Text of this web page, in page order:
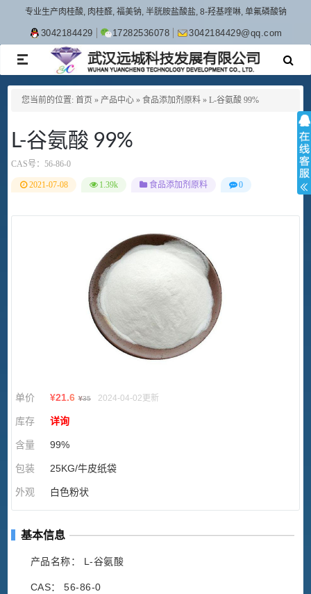
专业生产肉桂酸, 肉桂醛, 福美钠, 半胱胺盐酸盐, 8-羟基喹啉, 单氟磷酸钠
3042184429 17282536078 3042184429@qq.com
TOGGLE
NAVIGATION
您当前的位置: 首页 » 产品中心 » 食品添加剂原料 » L-谷氨酸 99%
L-谷氨酸 99%
CAS号： 56-86-0
2021-07-08 1.39k 食品添加剂原料 0
单价 ¥21.6 ¥35 2024-04-02更新
库存 详询
含量 99%
包装 25KG/牛皮纸袋
外观 白色粉状
基本信息
产品名称： L-谷氨酸
CAS： 56-86-0